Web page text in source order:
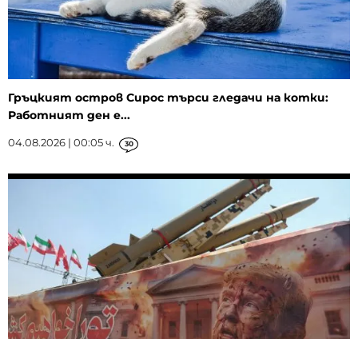
Гръцкият остров Сирос търси гледачи на котки:
Работният ден е...
04.08.2026 | 00:05 ч. 30